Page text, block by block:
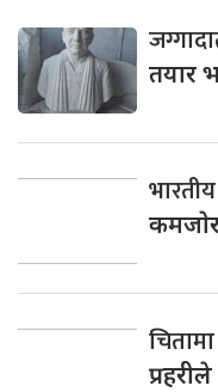
तयार
भारतीय
चितामा